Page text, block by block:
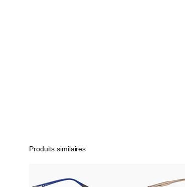
Produits similaires